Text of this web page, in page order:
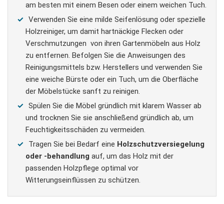
am besten mit einem Besen oder einem weichen Tuch.
Verwenden Sie eine milde Seifenlösung oder spezielle
Holzreiniger, um damit hartnäckige Flecken oder
Verschmutzungen von ihren Gartenmöbeln aus Holz
zu entfernen. Befolgen Sie die Anweisungen des
Reinigungsmittels bzw. Herstellers und verwenden Sie
eine weiche Bürste oder ein Tuch, um die Oberfläche
der Möbelstücke sanft zu reinigen.
Spülen Sie die Möbel gründlich mit klarem Wasser ab
und trocknen Sie sie anschließend gründlich ab, um
Feuchtigkeitsschäden zu vermeiden.
Tragen Sie bei Bedarf eine Holzschutzversiegelung
oder -behandlung auf, um das Holz mit der
passenden Holzpflege optimal vor
Witterungseinflüssen zu schützen.